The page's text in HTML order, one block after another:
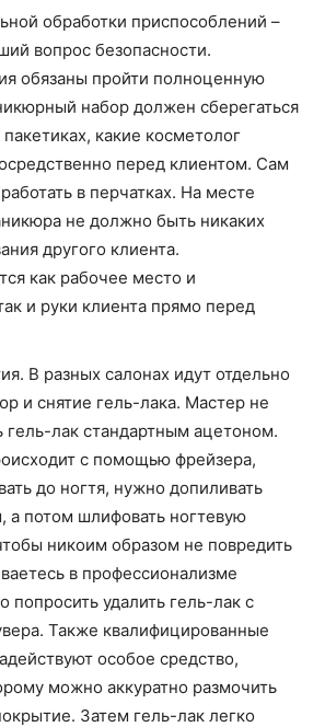
обработки приспособлений –
вопрос безопасности.
обязаны пройти полноценную
набор должен сберегаться
какие косметолог
перед клиентом. Сам
в перчатках. На месте
не должно быть никаких
другого клиента.
как рабочее место и
и руки клиента прямо перед
В разных салонах идут отдельно
и снятие гель-лака. Мастер не
лак стандартным ацетоном.
с помощью фрейзера,
до ногтя, нужно допиливать
а потом шлифовать ногтевую
никоим образом не повредить
в профессионализме
попросить удалить гель-лак с
Также квалифицированные
особое средство,
можно аккуратно размочить
Затем гель-лак легко